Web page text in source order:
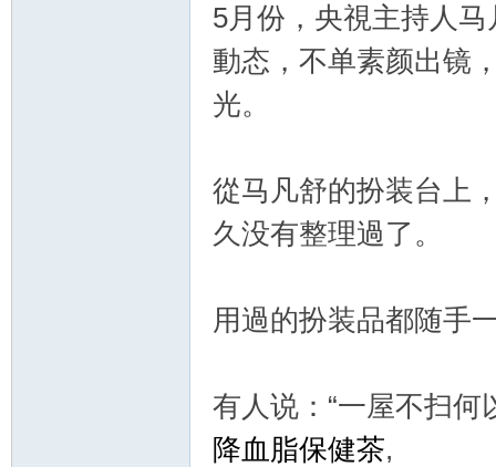
5月份，央視主持人
動态，不单素颜出镜
光。
從马凡舒的扮装台上
久没有整理過了。
用過的扮装品都随手
有人说：“一屋不扫何
降血脂保健茶,